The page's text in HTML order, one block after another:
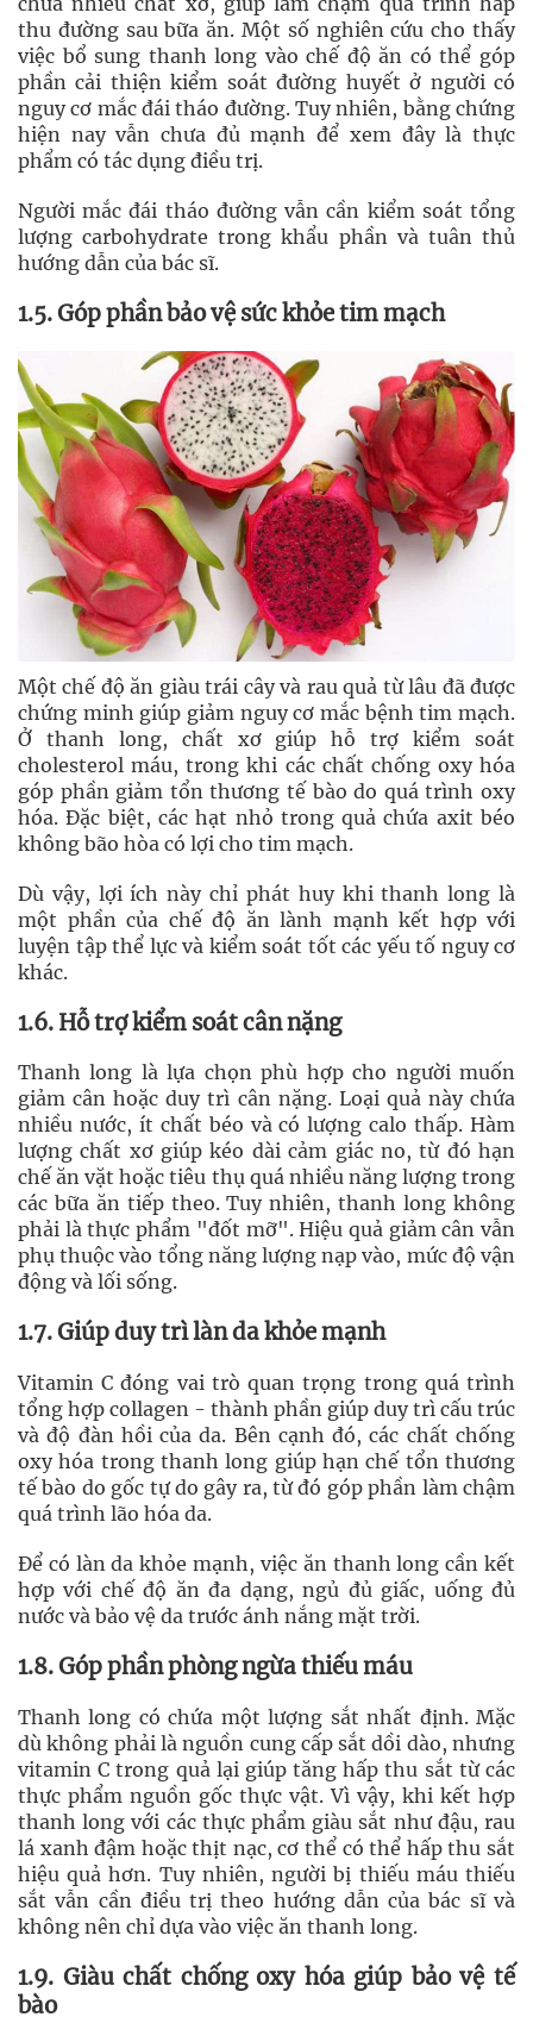
thu đường sau bữa ăn. Một số nghiên cứu cho thấy
việc bổ sung thanh long vào chế độ ăn có thể góp
phần cải thiện kiểm soát đường huyết ở người có
nguy cơ mắc đái tháo đường. Tuy nhiên, bằng chứng
hiện nay vẫn chưa đủ mạnh để xem đây là thực
phẩm có tác dụng điều trị.
Người mắc đái tháo đường vẫn cần kiểm soát tổng
lượng carbohydrate trong khẩu phần và tuân thủ
hướng dẫn của bác sĩ.
1.5. Góp phần bảo vệ sức khỏe tim mạch
Một chế độ ăn giàu trái cây và rau quả từ lâu đã được
chứng minh giúp giảm nguy cơ mắc bệnh tim mạch.
Ở thanh long, chất xơ giúp hỗ trợ kiểm soát
cholesterol máu, trong khi các chất chống oxy hóa
góp phần giảm tổn thương tế bào do quá trình oxy
hóa. Đặc biệt, các hạt nhỏ trong quả chứa axit béo
không bão hòa có lợi cho tim mạch.
Dù vậy, lợi ích này chỉ phát huy khi thanh long là
một phần của chế độ ăn lành mạnh kết hợp với
luyện tập thể lực và kiểm soát tốt các yếu tố nguy cơ
khác.
1.6. Hỗ trợ kiểm soát cân nặng
Thanh long là lựa chọn phù hợp cho người muốn
giảm cân hoặc duy trì cân nặng. Loại quả này chứa
nhiều nước, ít chất béo và có lượng calo thấp. Hàm
lượng chất xơ giúp kéo dài cảm giác no, từ đó hạn
chế ăn vặt hoặc tiêu thụ quá nhiều năng lượng trong
các bữa ăn tiếp theo. Tuy nhiên, thanh long không
phải là thực phẩm "đốt mỡ". Hiệu quả giảm cân vẫn
phụ thuộc vào tổng năng lượng nạp vào, mức độ vận
động và lối sống.
1.7. Giúp duy trì làn da khỏe mạnh
Vitamin C đóng vai trò quan trọng trong quá trình
tổng hợp collagen - thành phần giúp duy trì cấu trúc
và độ đàn hồi của da. Bên cạnh đó, các chất chống
oxy hóa trong thanh long giúp hạn chế tổn thương
tế bào do gốc tự do gây ra, từ đó góp phần làm chậm
quá trình lão hóa da.
Để có làn da khỏe mạnh, việc ăn thanh long cần kết
hợp với chế độ ăn đa dạng, ngủ đủ giấc, uống đủ
nước và bảo vệ da trước ánh nắng mặt trời.
1.8. Góp phần phòng ngừa thiếu máu
Thanh long có chứa một lượng sắt nhất định. Mặc
dù không phải là nguồn cung cấp sắt dồi dào, nhưng
vitamin C trong quả lại giúp tăng hấp thu sắt từ các
thực phẩm nguồn gốc thực vật. Vì vậy, khi kết hợp
thanh long với các thực phẩm giàu sắt như đậu, rau
lá xanh đậm hoặc thịt nạc, cơ thể có thể hấp thu sắt
hiệu quả hơn. Tuy nhiên, người bị thiếu máu thiếu
sắt vẫn cần điều trị theo hướng dẫn của bác sĩ và
không nên chỉ dựa vào việc ăn thanh long.
1.9. Giàu chất chống oxy hóa giúp bảo vệ tế
bào